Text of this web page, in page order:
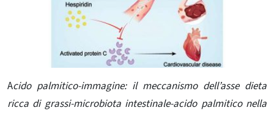
Acido palmitico-immagine: il meccanismo dell’asse dieta
ricca di grassi-microbiota intestinale-acido palmitico nella